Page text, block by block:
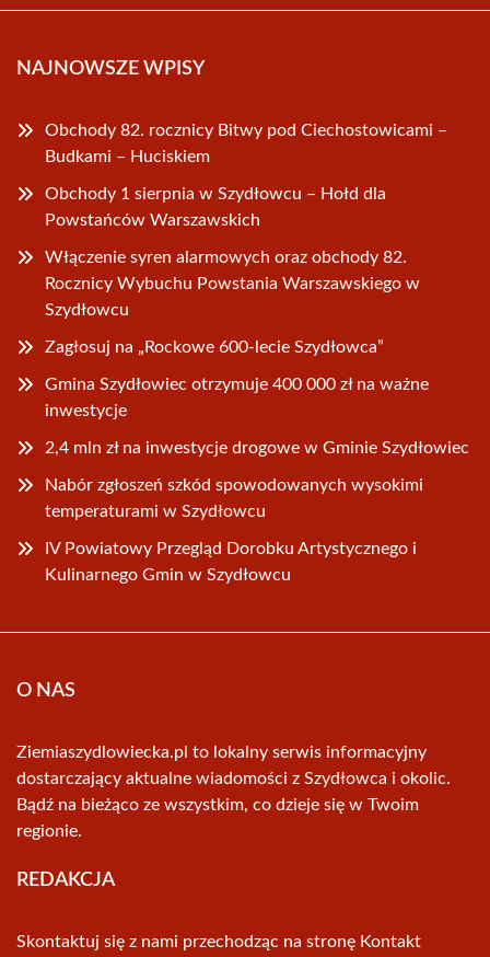
NAJNOWSZE WPISY
Obchody 82. rocznicy Bitwy pod Ciechostowicami –
Budkami – Huciskiem
Obchody 1 sierpnia w Szydłowcu – Hołd dla
Powstańców Warszawskich
Włączenie syren alarmowych oraz obchody 82.
Rocznicy Wybuchu Powstania Warszawskiego w
Szydłowcu
Zagłosuj na „Rockowe 600-lecie Szydłowca”
Gmina Szydłowiec otrzymuje 400 000 zł na ważne
inwestycje
2,4 mln zł na inwestycje drogowe w Gminie Szydłowiec
Nabór zgłoszeń szkód spowodowanych wysokimi
temperaturami w Szydłowcu
IV Powiatowy Przegląd Dorobku Artystycznego i
Kulinarnego Gmin w Szydłowcu
O NAS
Ziemiaszydlowiecka.pl to lokalny serwis informacyjny
dostarczający aktualne wiadomości z Szydłowca i okolic.
Bądź na bieżąco ze wszystkim, co dzieje się w Twoim
regionie.
REDAKCJA
Skontaktuj się z nami przechodząc na stronę Kontakt